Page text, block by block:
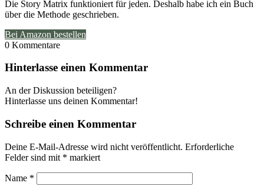
Die Story Matrix funktioniert für jeden. Deshalb habe ich ein Buch
über die Methode geschrieben.
Bei Amazon bestellen
0 Kommentare
Hinterlasse einen Kommentar
An der Diskussion beteiligen?
Hinterlasse uns deinen Kommentar!
Schreibe einen Kommentar
Deine E-Mail-Adresse wird nicht veröffentlicht. Erforderliche
Felder sind mit * markiert
Name *